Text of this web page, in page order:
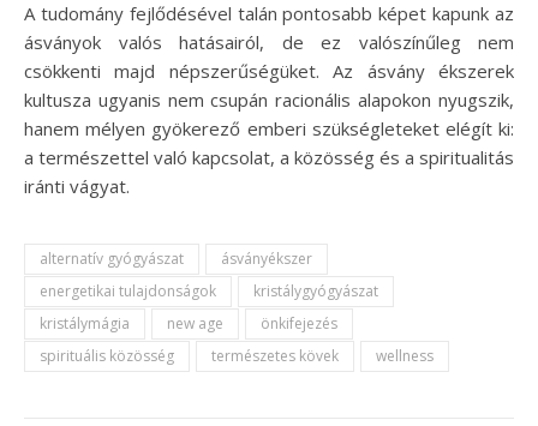
A tudomány fejlődésével talán pontosabb képet kapunk az
ásványok valós hatásairól, de ez valószínűleg nem
csökkenti majd népszerűségüket. Az ásvány ékszerek
kultusza ugyanis nem csupán racionális alapokon nyugszik,
hanem mélyen gyökerező emberi szükségleteket elégít ki:
a természettel való kapcsolat, a közösség és a spiritualitás
iránti vágyat.
alternatív gyógyászat
ásványékszer
energetikai tulajdonságok
kristálygyógyászat
kristálymágia
new age
önkifejezés
spirituális közösség
természetes kövek wellness